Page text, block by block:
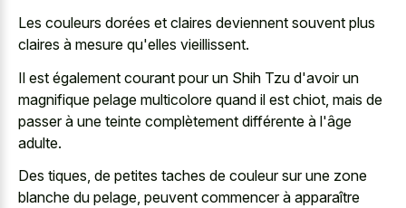
Les couleurs dorées et claires deviennent souvent plus
claires à mesure qu'elles vieillissent.
Il est également courant pour un Shih Tzu d'avoir un
magnifique pelage multicolore quand il est chiot, mais de
passer à une teinte complètement différente à l'âge
adulte.
Des tiques, de petites taches de couleur sur une zone
blanche du pelage, peuvent commencer à apparaître